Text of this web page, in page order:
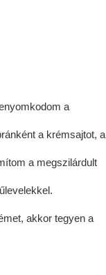
a
a krémsajtot, a
a megszilárdult
akkor tegyen a